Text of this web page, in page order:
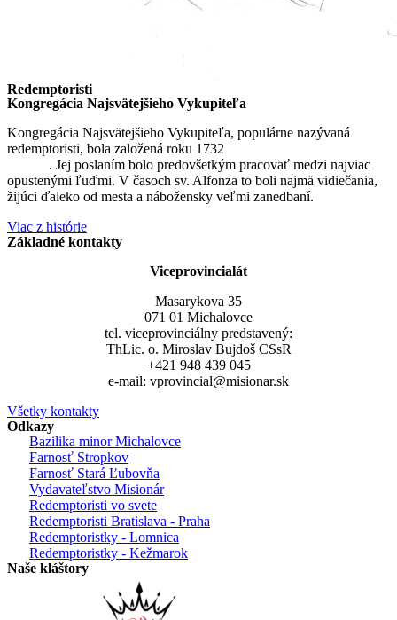
Redemptoristi
Kongregácia Najsvätejšieho Vykupiteľa
Kongregácia Najsvätejšieho Vykupiteľa, populárne nazývaná
redemptoristi, bola založená roku 1732
. Jej poslaním bolo predovšetkým pracovať medzi najviac
opustenými ľuďmi. V časoch sv. Alfonza to boli najmä vidiečania,
žijúci ďaleko od mesta a nábožensky veľmi zanedbaní.
Viac z histórie
Základné kontakty
Viceprovincialát
Masarykova 35
071 01 Michalovce
tel. viceprovinciálny predstavený:
ThLic. o. Miroslav Bujdoš CSsR
+421 948 439 045
e-mail: vprovincial@misionar.sk
Všetky kontakty
Odkazy
Bazilika minor Michalovce
Farnosť Stropkov
Farnosť Stará Ľubovňa
Vydavateľstvo Misionár
Redemptoristi vo svete
Redemptoristi Bratislava - Praha
Redemptoristky - Lomnica
Redemptoristky - Kežmarok
Naše kláštory